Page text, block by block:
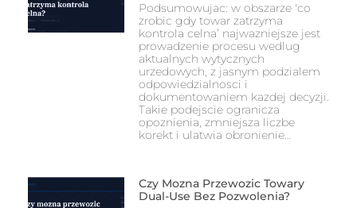
Podsumowujac: w obszarze 'co
zrobic gdy towar zatrzyma
kontrola celna’ najwazniejsze jest
prowadzenie procesu wedlug
aktualnych wytycznych
urzedowych, z jasnym podzialem
odpowiedzialnosci i
dokumentowaniem kazdej decyzji.
Takie podejscie ogranicza
opoznienia, zmniejsza liczbe
korekt i ulatwia obronienie…
Czy Mozna Przewozic Towary
Dual-Use Bez Pozwolenia?